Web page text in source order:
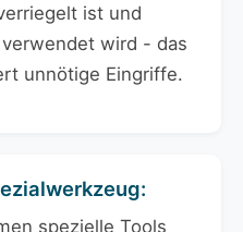
ist und
wird - das
unnötige Eingriffe.
spezielle Tools